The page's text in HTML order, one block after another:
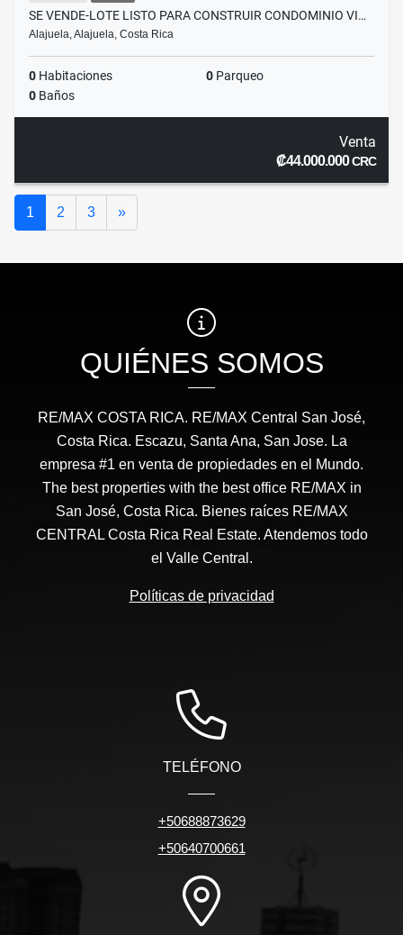
SE VENDE-LOTE LISTO PARA CONSTRUIR CONDOMINIO VI…
Alajuela, Alajuela, Costa Rica
0 Habitaciones 0 Parqueo
0 Baños
Venta
₡44.000.000CRC
1 2 3 »Siguiente
QUIÉNES SOMOS
RE/MAX COSTA RICA. RE/MAX Central San José,
Costa Rica. Escazu, Santa Ana, San Jose. La
empresa #1 en venta de propiedades en el Mundo.
The best properties with the best office RE/MAX in
San José, Costa Rica. Bienes raíces RE/MAX
CENTRAL Costa Rica Real Estate. Atendemos todo
el Valle Central.
Políticas de privacidad
TELÉFONO
+50688873629
+50640700661